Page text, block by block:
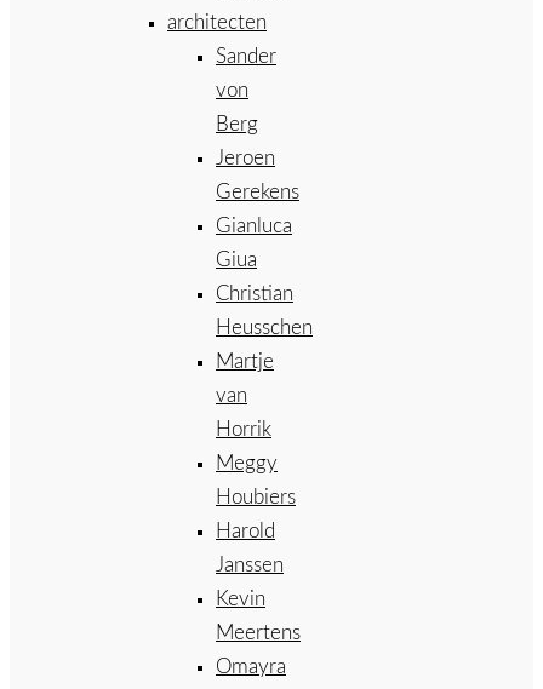
architecten
Sander
von
Berg
Jeroen
Gerekens
Gianluca
Giua
Christian
Heusschen
Martje
van
Horrik
Meggy
Houbiers
Harold
Janssen
Kevin
Meertens
Omayra